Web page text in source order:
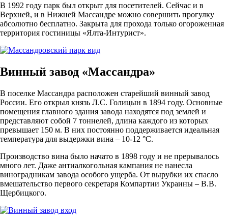
В 1992 году парк был открыт для посетителей. Сейчас и в
Верхней, и в Нижней Массандре можно совершить прогулку
абсолютно бесплатно. Закрыта для прохода только огороженная
территория гостиницы «Ялта-Интурист».
Винный завод «Массандра»
В поселке Массандра расположен старейший винный завод
России. Его открыл князь Л.С. Голицын в 1894 году. Основные
помещения главного здания завода находятся под землей и
представляют собой 7 тоннелей, длина каждого из которых
превышает 150 м. В них постоянно поддерживается идеальная
температура для выдержки вина – 10-12 °C.
Производство вина было начато в 1898 году и не прерывалось
много лет. Даже антиалкогольная кампания не нанесла
виноградникам завода особого ущерба. От вырубки их спасло
вмешательство первого секретаря Компартии Украины – В.В.
Щербицкого.